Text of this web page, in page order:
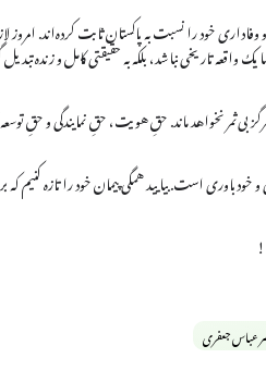
وفاداری خود را نسبت به پاکستان ثابت کرده‌اند.
واقعه تاریخی نباشد، بلکه به حقیقتی کامل و زنده
بی‌ثمر نخواهد ماند. حقِ هویت، حقِ نمایندگی و حقِ
خودباوری است. بیایید همگی پیمان خود را تازه
عباس جعفری